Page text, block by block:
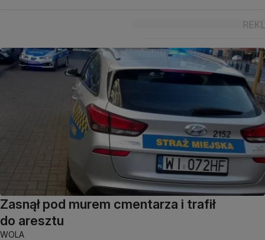
Zasnął pod murem cmentarza i trafił
do aresztu
WOLA